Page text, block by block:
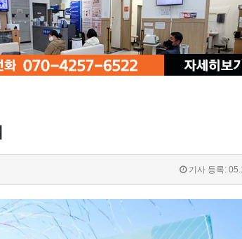
기사 등록: